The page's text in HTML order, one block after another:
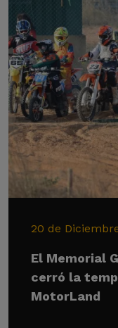
20 de
El Memorial
cerró la
MotorLand